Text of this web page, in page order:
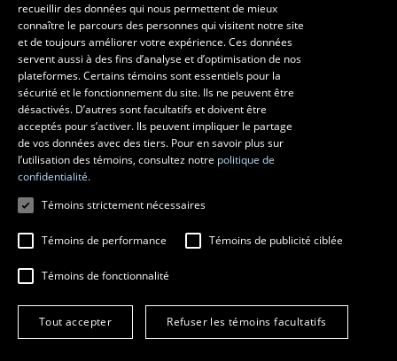
Les écoles et la recherche
École supérieure d’aménagement du territoire et de développement
régional
École d’architecture
École de design
Centre de recherche en aménagement et développement
© 2026 Université Laval
Tous droits réservés
Conditions générales d'utilisation
Fraude en ligne
recueillir des données qui nous permettent de mieux
connaître le parcours des personnes qui visitent notre site
et de toujours améliorer votre expérience. Ces données
servent aussi à des fins d’analyse et d’optimisation de nos
plateformes. Certains témoins sont essentiels pour la
sécurité et le fonctionnement du site. Ils ne peuvent être
désactivés. D’autres sont facultatifs et doivent être
acceptés pour s’activer. Ils peuvent impliquer le partage
de vos données avec des tiers. Pour en savoir plus sur
l’utilisation des témoins, consultez notre politique de
confidentialité.
Témoins strictement nécessaires
Témoins de performance Témoins de publicité ciblée
Témoins de fonctionnalité
Tout accepter Refuser les témoins facultatifs